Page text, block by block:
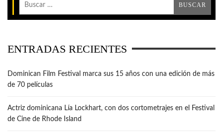
ENTRADAS RECIENTES
Dominican Film Festival marca sus 15 años con una edición de más
de 70 películas
Actriz dominicana Lía Lockhart, con dos cortometrajes en el Festival
de Cine de Rhode Island